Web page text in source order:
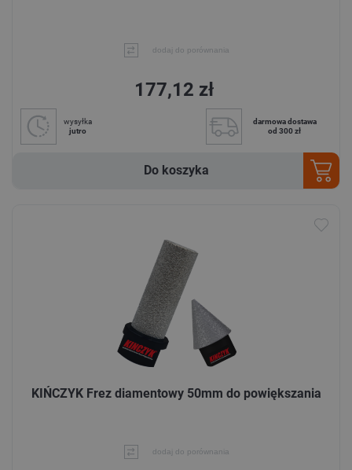
dodaj do porównania
177,12 zł
wysyłka
jutro
darmowa dostawa
od 300 zł
Do koszyka
KIŃCZYK Frez diamentowy 50mm do powiększania
dodaj do porównania